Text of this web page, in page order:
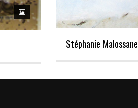
Stéphanie Malossane